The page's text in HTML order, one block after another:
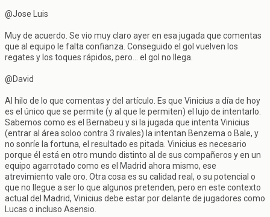
@Jose Luis
Muy de acuerdo. Se vio muy claro ayer en esa jugada que comentas
que al equipo le falta confianza. Conseguido el gol vuelven los
regates y los toques rápidos, pero... el gol no llega.
@David
Al hilo de lo que comentas y del artículo. Es que Vinicius a día de hoy
es el único que se permite (y al que le permiten) el lujo de intentarlo.
Sabemos como es el Bernabeu y si la jugada que intenta Vinicius
(entrar al área soloo contra 3 rivales) la intentan Benzema o Bale, y
no sonríe la fortuna, el resultado es pitada. Vinicius es necesario
porque él está en otro mundo distinto al de sus compañeros y en un
equipo agarrotado como es el Madrid ahora mismo, ese
atrevimiento vale oro. Otra cosa es su calidad real, o su potencial o
que no llegue a ser lo que algunos pretenden, pero en este contexto
actual del Madrid, Vinicius debe estar por delante de jugadores como
Lucas o incluso Asensio.